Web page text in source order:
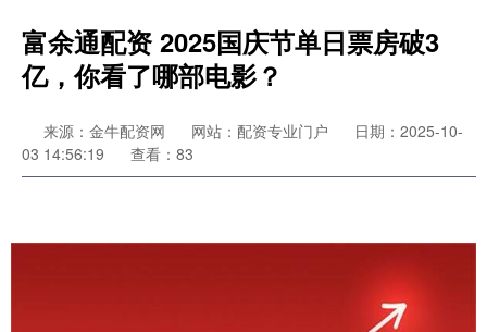
富余通配资 2025国庆节单日票房破3
亿，你看了哪部电影？
来源：金牛配资网 网站：配资专业门户
日期：2025-10-
03 14:56:19
查看：83